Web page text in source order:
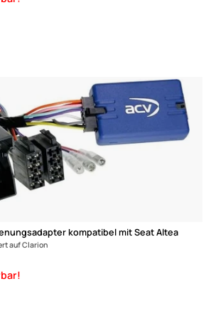
lieferbar!